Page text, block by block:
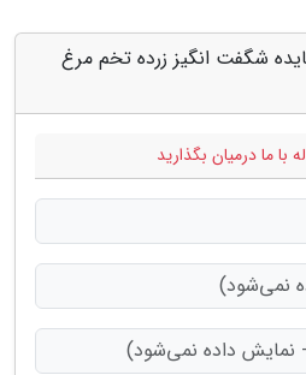
های مرتبط با "3 فایده شگفت انگیز زرده تخم مرغ
با ما درمیان بگذارید